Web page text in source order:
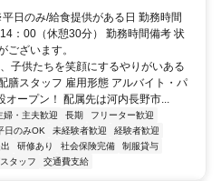
日のみ/給食提供がある日 勤務時間
：00（休憩30分） 勤務時間備考 状
ございます。
子供たちを笑顔にするやりがいある
膳スタッフ 雇用形態 アルバイト・パ
オープン！ 配属先は河内長野市...
婦・主夫歓迎 長期
フリーター歓迎
日のみOK 未経験者歓迎
経験者歓迎
研修あり 社会保険完備
制服貸与
タッフ 交通費支給